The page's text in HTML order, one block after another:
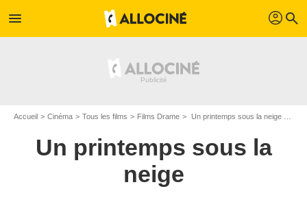
menu profil search
Accueil Cinéma Tous les films Films Drame Un printemps sous la neige de Daniel Petrie
Un printemps sous la
neige